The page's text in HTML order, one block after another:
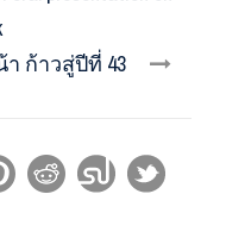
ก้าวสู่ปีที่ 43